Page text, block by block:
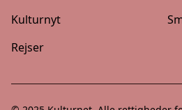
Kulturnyt
Rejser